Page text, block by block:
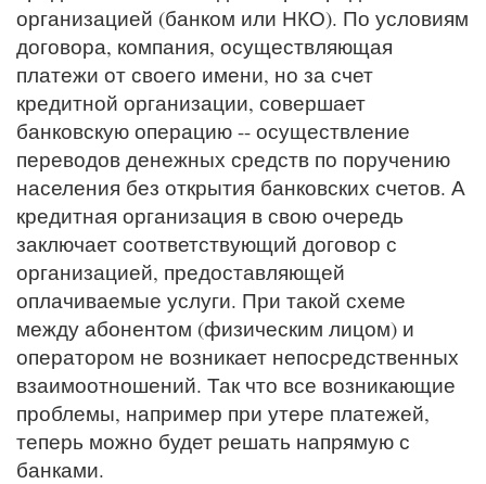
организацией (банком или НКО). По условиям
договора, компания, осуществляющая
платежи от своего имени, но за счет
кредитной организации, совершает
банковскую операцию -- осуществление
переводов денежных средств по поручению
населения без открытия банковских счетов. А
кредитная организация в свою очередь
заключает соответствующий договор с
организацией, предоставляющей
оплачиваемые услуги. При такой схеме
между абонентом (физическим лицом) и
оператором не возникает непосредственных
взаимоотношений. Так что все возникающие
проблемы, например при утере платежей,
теперь можно будет решать напрямую с
банками.